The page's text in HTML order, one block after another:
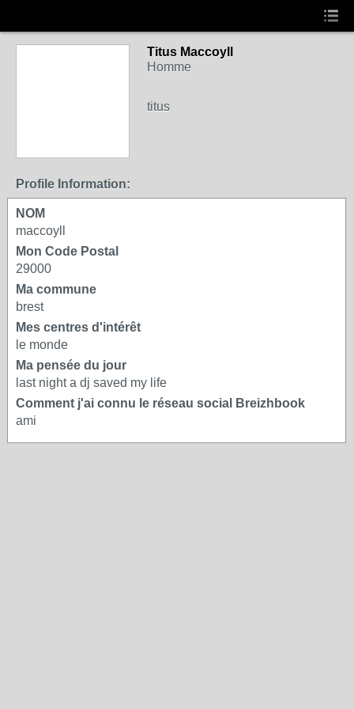
Titus Maccoyll
Homme
titus
Profile Information:
NOM
maccoyll
Mon Code Postal
29000
Ma commune
brest
Mes centres d'intérêt
le monde
Ma pensée du jour
last night a dj saved my life
Comment j'ai connu le réseau social Breizhbook
ami